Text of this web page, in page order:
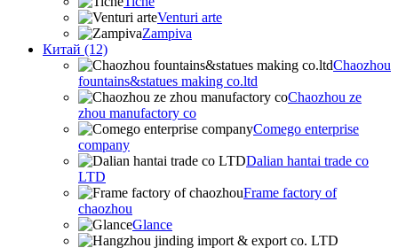
Venturi arte
Zampiva
Китай (12)
Chaozhou
fountains&statues making co.ltd
Chaozhou ze
zhou manufactory co
Comego enterprise
company
Dalian hantai trade co
LTD
Frame factory of
chaozhou
Glance